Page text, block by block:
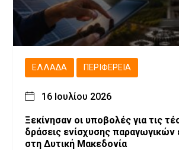
ΕΛΛΆΔΑ ΠΕΡΙΦΈΡΕΙΑ
16 Ιουλίου 2026
Ξεκίνησαν οι υποβολές για τις
δράσεις ενίσχυσης
στη Δυτική Μακεδονία